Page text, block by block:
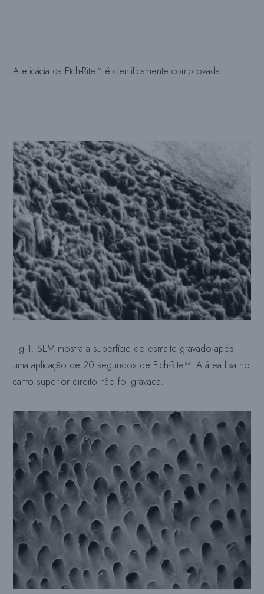
A eficácia da Etch-Rite™ é cientificamente comprovada
Fig 1. SEM mostra a superfície do esmalte gravado após
uma aplicação de 20 segundos de Etch-Rite™. A área lisa no
canto superior direito não foi gravada.